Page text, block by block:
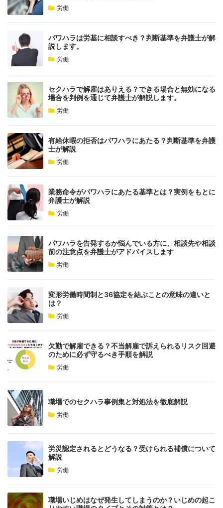
労働
パワハラは労基に相談すべき？判断基準を弁護士が解
説します。
労働
セクハラで解雇はありえる？できる場合と無効になる
場合を判例を通じて弁護士が解説します。
労働
有給休暇の拒否はパワハラにあたる？判断基準を弁護
士が解説
労働
業務命令がパワハラにあたる基準とは？実例をもとに
弁護士が解説
労働
パワハラを告発するか悩んでいる方に、相談先や相談
前の注意点を弁護士がアドバイスします
労働
変形労働時間制と36協定を結ぶことの意味の違いと
は？
労働
欠勤で解雇できる？不当解雇で訴えられるリスク回避
のために必ず守るべき手順を解説
労働
職場でのセクハラ事例集と対処法を徹底解説
労働
労災認定されるとどうなる？受けられる補償について
解説
労働
職場いじめはなぜ発生してしまうのか？いじめの起こ